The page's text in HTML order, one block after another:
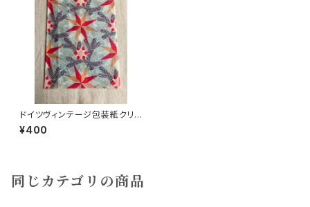
ドイツヴィンテージ包装紙クリス
マスe
¥400
同じカテゴリの商品